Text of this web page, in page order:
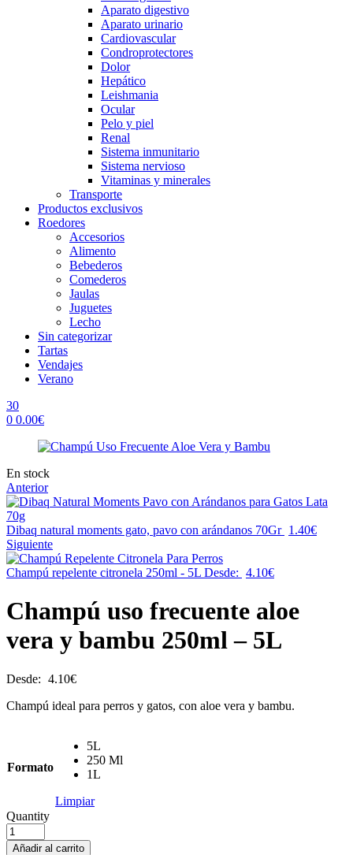
Aparato digestivo
Aparato urinario
Cardiovascular
Condroprotectores
Dolor
Hepático
Leishmania
Ocular
Pelo y piel
Renal
Sistema inmunitario
Sistema nervioso
Vitaminas y minerales
Transporte
Productos exclusivos
Roedores
Accesorios
Alimento
Bebederos
Comederos
Jaulas
Juguetes
Lecho
Sin categorizar
Tartas
Vendajes
Verano
30
0 0.00€
Availability:
En stock
Anterior
Dibaq natural moments gato, pavo con arándanos 70Gr 1.40€
Siguiente
Champú repelente citronela 250ml - 5L Desde: 4.10€
Champú uso frecuente aloe
vera y bambu 250ml – 5L
Desde: 4.10€
Champú ideal para perros y gatos, con aloe vera y bambu.
Formato
5L
250 Ml
1L
Limpiar
Quantity
Añadir al carrito